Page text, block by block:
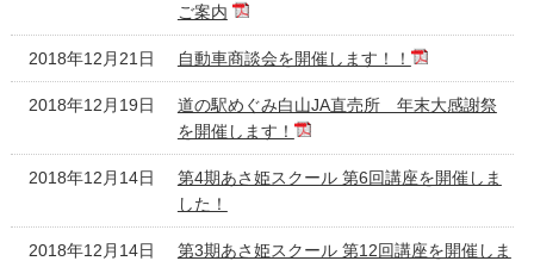
ご案内
2018年12月21日 自動車商談会を開催します！！
2018年12月19日
道の駅めぐみ白山JA直売所 年末大感謝祭
を開催します！
2018年12月14日
第4期あさ姫スクール 第6回講座を開催しま
した！
2018年12月14日
第3期あさ姫スクール 第12回講座を開催しま